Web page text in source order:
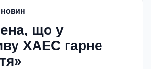
що у
ХАЕС гарне